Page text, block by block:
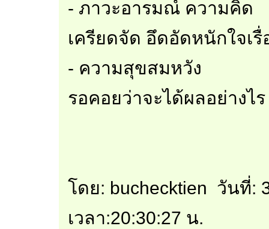
- ภาวะอารมณ์ ความคิด
เครียดจัด อึดอัดหนักใจเรื่
- ความสุขสมหวัง
รอคอยว่าจะได้ผลอย่างไร
โดย: buchecktien วันที่:
เวลา:20:30:27 น.